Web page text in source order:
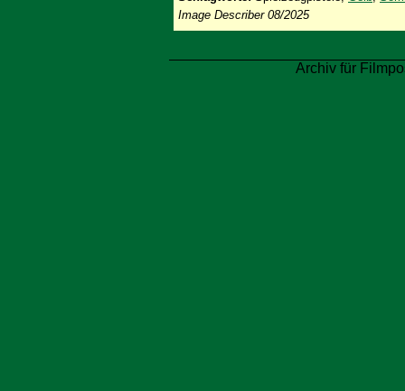
Image Describer 08/2025
Archiv für